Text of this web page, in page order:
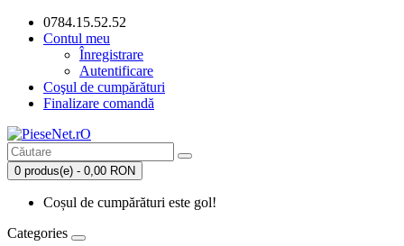
0784.15.52.52
Contul meu
Înregistrare
Autentificare
Coşul de cumpărături
Finalizare comandă
0 produs(e) - 0,00 RON
Coșul de cumpărături este gol!
Categories